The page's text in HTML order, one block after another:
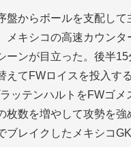
盤からボールを支配して
メキシコの高速カウンタ
ーンが目立った。後半15
えてFWロイスを投入す
ッテンハルトをFWゴメ
枚数を増やして攻勢を強
ブレイクしたメキシコ